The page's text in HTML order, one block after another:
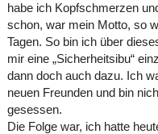
habe ich Kopfschmerzen
schon, war mein Motto, so
Tagen. So bin ich über
mir eine „Sicherheitsibu“
dann doch auch dazu. Ich
neuen Freunden und bin
gesessen.
Die Folge war, ich hatte